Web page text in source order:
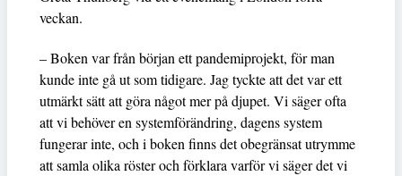
veckan.
– Boken var från början ett pandemiprojekt, för man
kunde inte gå ut som tidigare. Jag tyckte att det var ett
utmärkt sätt att göra något mer på djupet. Vi säger ofta
att vi behöver en systemförändring, dagens system
fungerar inte, och i boken finns det obegränsat utrymme
att samla olika röster och förklara varför vi säger det vi